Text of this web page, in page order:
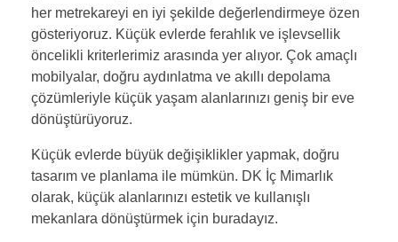
her metrekareyi en iyi şekilde değerlendirmeye özen
gösteriyoruz. Küçük evlerde ferahlık ve işlevsellik
öncelikli kriterlerimiz arasında yer alıyor. Çok amaçlı
mobilyalar, doğru aydınlatma ve akıllı depolama
çözümleriyle küçük yaşam alanlarınızı geniş bir eve
dönüştürüyoruz.
Küçük evlerde büyük değişiklikler yapmak, doğru
tasarım ve planlama ile mümkün. DK İç Mimarlık
olarak, küçük alanlarınızı estetik ve kullanışlı
mekanlara dönüştürmek için buradayız.